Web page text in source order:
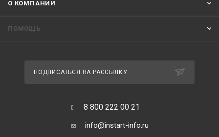
О КОМПАНИИ
ПОМОЩЬ
ПОДПИСАТЬСЯ НА РАССЫЛКУ
8 800 222 00 21
info@instart-info.ru